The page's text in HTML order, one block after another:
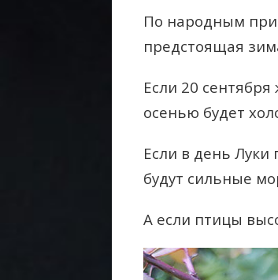
По народным
предстоящая
Если 20
осенью будет
Если в день Луки
будут сильные
А если птицы